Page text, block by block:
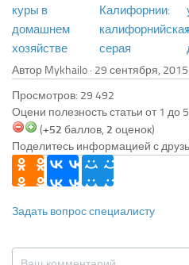
куры в
домашнем
хозяйстве
Калифорнии:
серая
Автор Mykhailo ·
Просмотров: 29 492
Оцени полезность статьи от 1 до 5
(+52 баллов, 2 оценок)
Поделитесь информацией с
Задать вопрос специалисту